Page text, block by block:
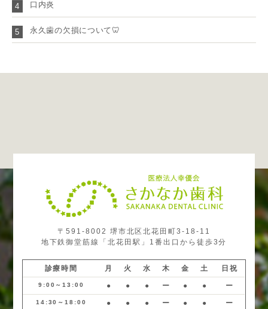
4 口内炎
5 永久歯の欠損について🦷
〒591-8002 堺市北区北花田町3-18-11
地下鉄御堂筋線「北花田駅」1番出口から徒歩3分
診療時間 月 火 水 木 金 土 日祝
9:00～13:00 ● ● ● ー ● ● ー
14:30～18:00 ● ● ● ー ● ● ー